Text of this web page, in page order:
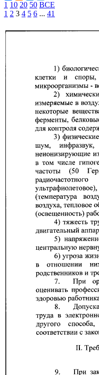
1 10 20 50 ВСЕ
1 2 3 4 5 6 ... 41